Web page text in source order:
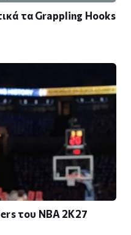
τα Grappling Hooks
του NBA 2K27